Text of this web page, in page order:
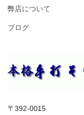
弊店について
ブログ
〒392-0015